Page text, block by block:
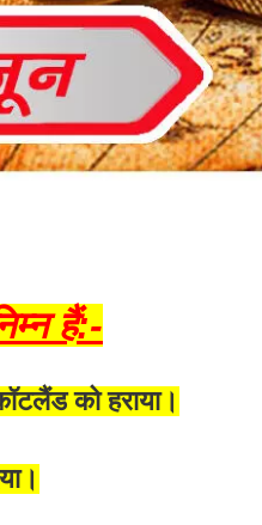
हैं:-
को हराया।